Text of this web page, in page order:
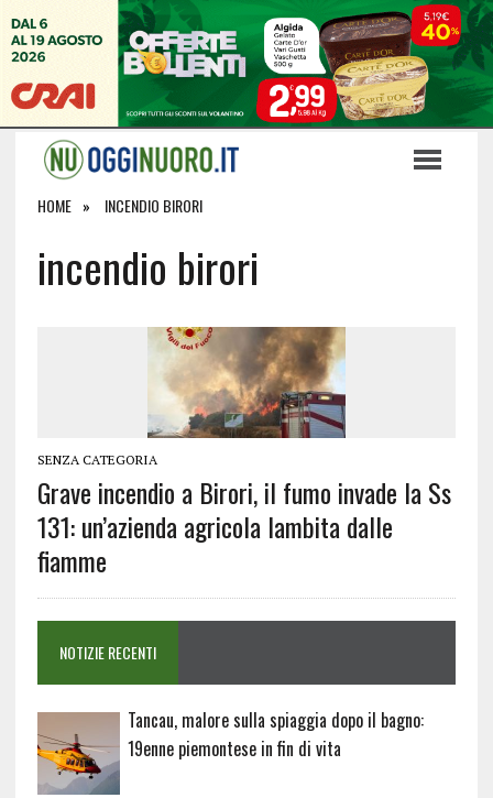
HOME INCENDIO BIRORI
incendio birori
SENZA CATEGORIA
Grave incendio a Birori, il fumo invade la Ss
131: un’azienda agricola lambita dalle
fiamme
NOTIZIE RECENTI
Tancau, malore sulla spiaggia dopo il bagno:
19enne piemontese in fin di vita